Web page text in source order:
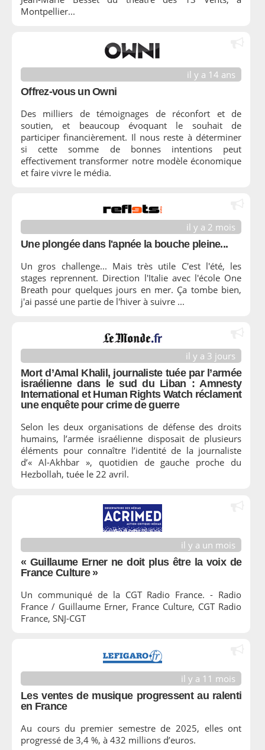
Montpellier...
il y a 14 ans
Offrez-vous un Owni
Des milliers de témoignages de réconfort et de
soutien, et beaucoup évoquant le souhait de
participer financièrement. Il nous reste à déterminer
si cette somme de bonnes intentions peut
effectivement transformer notre modèle économique
et faire vivre le média.
il y a 2 mois
Une plongée dans l'apnée la bouche pleine...
Un gros challenge... Mais très utile C'est l'été, les
stages reprennent. Direction l'Italie avec l'école One
Breath pour quelques jours en mer. Ça tombe bien,
j'ai passé une partie de l'hiver à suivre ...
il y a 3 jours
Mort d’Amal Khalil, journaliste tuée par l’armée
israélienne dans le sud du Liban : Amnesty
International et Human Rights Watch réclament
une enquête pour crime de guerre
Selon les deux organisations de défense des droits
humains, l’armée israélienne disposait de plusieurs
éléments pour connaître l’identité de la journaliste
d’« Al-Akhbar », quotidien de gauche proche du
Hezbollah, tuée le 22 avril.
il y a un mois
« Guillaume Erner ne doit plus être la voix de
France Culture »
Un communiqué de la CGT Radio France. - Radio
France / Guillaume Erner, France Culture, CGT Radio
France, SNJ-CGT
il y a 11 mois
Les ventes de musique progressent au ralenti
en France
Au cours du premier semestre de 2025, elles ont
progressé de 3,4 %, à 432 millions d’euros.